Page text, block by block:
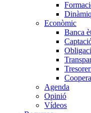
Econòmic
Banca
Agenda
Opinió
Vídeos